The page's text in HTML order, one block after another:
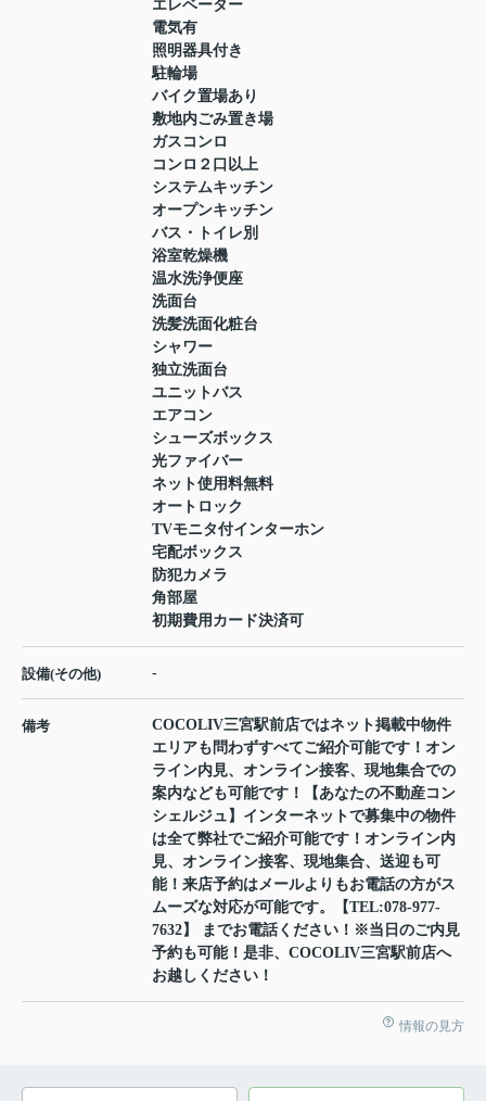
エレベーター
電気有
照明器具付き
駐輪場
バイク置場あり
敷地内ごみ置き場
ガスコンロ
コンロ２口以上
システムキッチン
オープンキッチン
バス・トイレ別
浴室乾燥機
温水洗浄便座
洗面台
洗髪洗面化粧台
シャワー
独立洗面台
ユニットバス
エアコン
シューズボックス
光ファイバー
ネット使用料無料
オートロック
TVモニタ付インターホン
宅配ボックス
防犯カメラ
角部屋
初期費用カード決済可
設備(その他) -
備考
COCOLIV三宮駅前店ではネット掲載中物件
エリアも問わずすべてご紹介可能です！オン
ライン内見、オンライン接客、現地集合での
案内なども可能です！【あなたの不動産コン
シェルジュ】インターネットで募集中の物件
は全て弊社でご紹介可能です！オンライン内
見、オンライン接客、現地集合、送迎も可
能！来店予約はメールよりもお電話の方がス
ムーズな対応が可能です。【TEL:078-977-
7632】 までお電話ください！※当日のご内見
予約も可能！是非、COCOLIV三宮駅前店へ
お越しください！
情報の見方